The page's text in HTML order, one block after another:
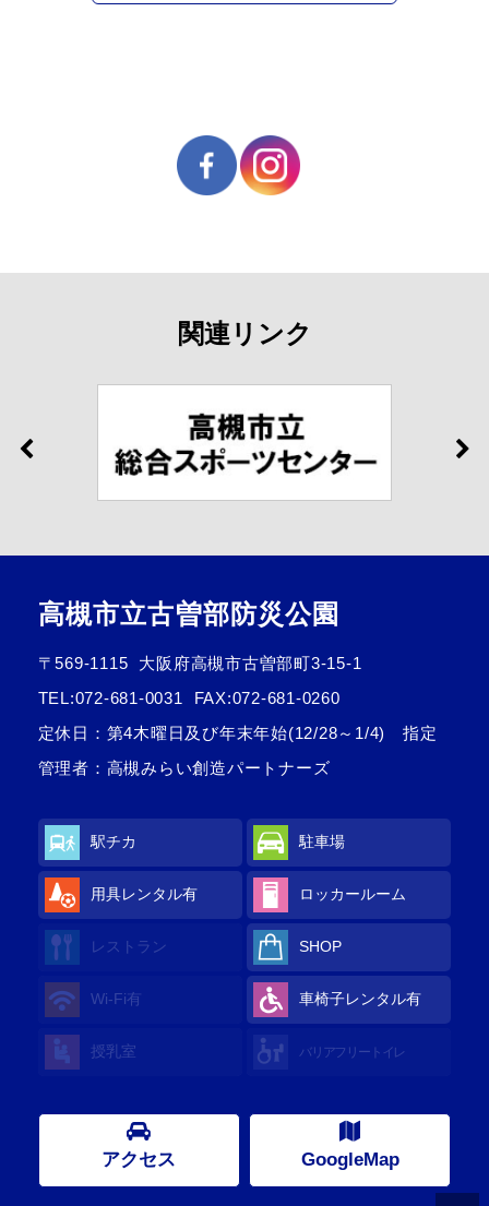
関連リンク
高槻市立古曽部防災公園
〒569-1115
大阪府高槻市古曽部町3-15-1
TEL:072-681-0031
FAX:072-681-0260
定休日：第4木曜日及び年末年始(12/28～1/4) 指定
管理者：高槻みらい創造パートナーズ
駅チカ 駐車場
用具レンタル有 ロッカールーム
レストラン SHOP
Wi-Fi有 車椅子レンタル有
授乳室 バリアフリートイレ
アクセス GoogleMap